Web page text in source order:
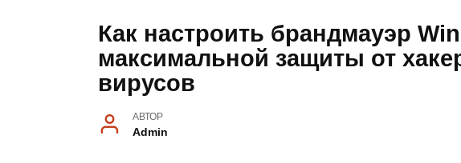
Как настроить брандмауэр
максимальной защиты от
вирусов
АВТОР
Admin